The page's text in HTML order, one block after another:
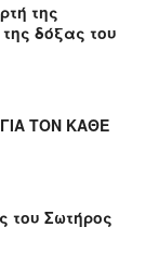
της
δόξας του
ΤΟΝ ΚΑΘΕ
του Σωτήρος